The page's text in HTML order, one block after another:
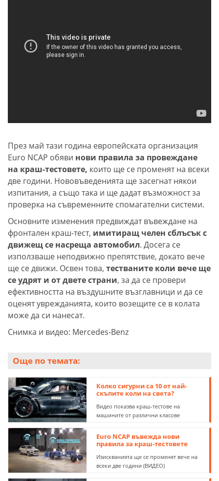
През май тази година европейската организация
Euro NCAP обяви нови правила за провеждане
на краш-тестовете, които ще се променят на всеки
две години. Нововъведенията ще засегнат някои
изпитания, а също така и ще дадат възможност за
проверка на съвременните спомагателни системи.
Основните изменения предвиждат въвеждане на
фронтален краш-тест, имитиращ челен сблъсък с
движещ се насреща автомобил. Досега се
използваше неподвижно препятствие, докато вече
ще се движи. Освен това, тестваните коли вече ще
се удрят и от двете страни, за да се провери
ефективността на въздушните възглавници и да се
оценят уврежданията, които возещите се в колата
може да си нанесат.
Снимка и видео: Mercedes-Benz
Още по темата:
Колко сигурни са 10 от най-
скъпите коли на света?
Видео показва краш-тестове на
машините от различни класове
Euro NCAP въвежда нови
правила за краш-тестовете
Изискванията ще се променят вече на
всеки две години (ВИДЕО)